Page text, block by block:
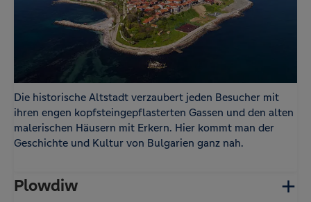
Die historische Altstadt verzaubert jeden Besucher mit
ihren engen kopfsteingepflasterten Gassen und den alten
malerischen Häusern mit Erkern. Hier kommt man der
Geschichte und Kultur von Bulgarien ganz nah.
Plowdiw